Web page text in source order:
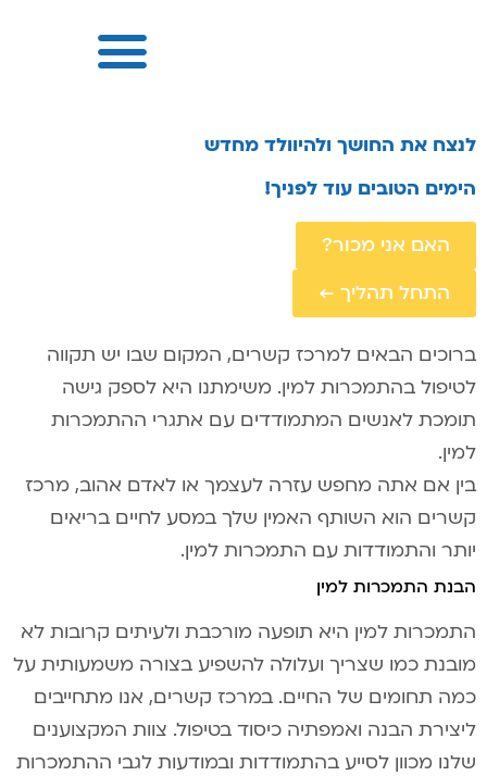
לנצח את החושך ולהיוולד מחדש
הימים הטובים עוד לפניך!
האם אני מכור?
התחל תהליך ←
ברוכים הבאים למרכז קשרים, המקום שבו יש תקווה
לטיפול בהתמכרות למין. משימתנו היא לספק גישה
תומכת לאנשים המתמודדים עם אתגרי ההתמכרות
למין.
בין אם אתה מחפש עזרה לעצמך או לאדם אהוב, מרכז
קשרים הוא השותף האמין שלך במסע לחיים בריאים
יותר והתמודדות עם התמכרות למין.
הבנת התמכרות למין
התמכרות למין היא תופעה מורכבת ולעיתים קרובות לא
מובנת כמו שצריך ועלולה להשפיע בצורה משמעותית על
כמה תחומים של החיים. במרכז קשרים, אנו מתחייבים
ליצירת הבנה ואמפתיה כיסוד בטיפול. צוות המקצוענים
שלנו מכוון לסייע בהתמודדות ובמודעות לגבי ההתמכרות